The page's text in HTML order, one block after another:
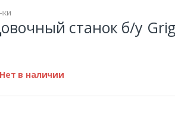
станок б/у
Нет в наличии